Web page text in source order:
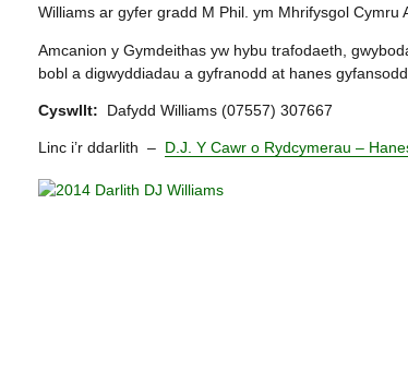
Williams ar gyfer gradd M Phil. ym Mhrifysgol Cymru
Amcanion y Gymdeithas yw hybu trafodaeth,
bobl a digwyddiadau a gyfranodd at hanes
Cyswllt: Dafydd Williams (07557) 307667
Linc i’r ddarlith – D.J. Y Cawr o Rydcymerau –